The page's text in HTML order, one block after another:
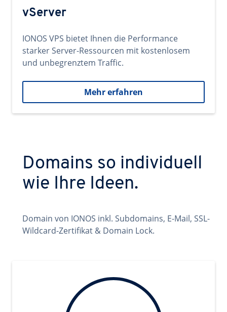
vServer
IONOS VPS bietet Ihnen die Performance
starker Server-Ressourcen mit kostenlosem
und unbegrenztem Traffic.
Mehr erfahren
Domains so individuell
wie Ihre Ideen.
Domain von IONOS inkl. Subdomains, E-Mail, SSL-
Wildcard-Zertifikat & Domain Lock.